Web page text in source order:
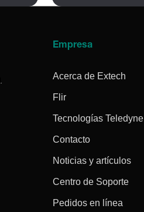
Empresa
Acerca de Extech
Flir
Tecnologías Teledyne
Contacto
Noticias y artículos
Centro de Soporte
Pedidos en línea